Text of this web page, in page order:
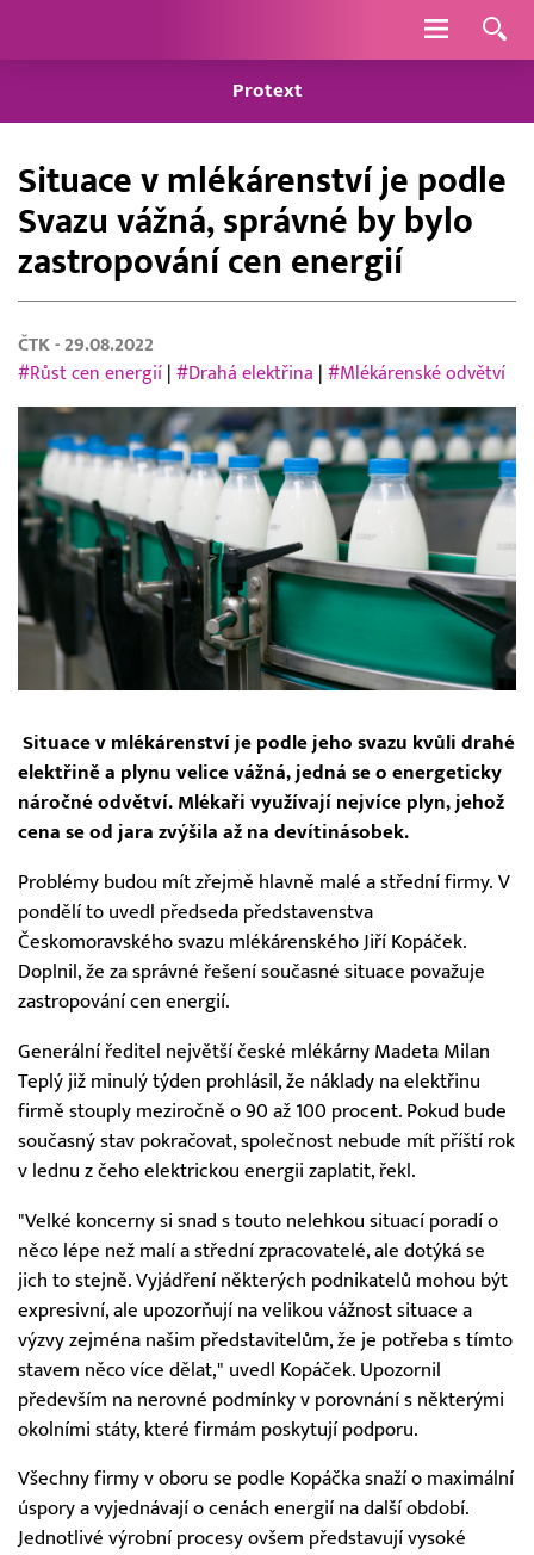
Navigace
Protext
Situace v mlékárenství je podle
Svazu vážná, správné by bylo
zastropování cen energií
ČTK - 29.08.2022
#Růst cen energií #Drahá elektřina #Mlékárenské odvětví
Situace v mlékárenství je podle jeho svazu kvůli drahé
elektřině a plynu velice vážná, jedná se o energeticky
náročné odvětví. Mlékaři využívají nejvíce plyn, jehož
cena se od jara zvýšila až na devítinásobek.
Problémy budou mít zřejmě hlavně malé a střední firmy. V
pondělí to uvedl předseda představenstva
Českomoravského svazu mlékárenského Jiří Kopáček.
Doplnil, že za správné řešení současné situace považuje
zastropování cen energií.
Generální ředitel největší české mlékárny Madeta Milan
Teplý již minulý týden prohlásil, že náklady na elektřinu
firmě stouply meziročně o 90 až 100 procent. Pokud bude
současný stav pokračovat, společnost nebude mít příští rok
v lednu z čeho elektrickou energii zaplatit, řekl.
"Velké koncerny si snad s touto nelehkou situací poradí o
něco lépe než malí a střední zpracovatelé, ale dotýká se
jich to stejně. Vyjádření některých podnikatelů mohou být
expresivní, ale upozorňují na velikou vážnost situace a
výzvy zejména našim představitelům, že je potřeba s tímto
stavem něco více dělat," uvedl Kopáček. Upozornil
především na nerovné podmínky v porovnání s některými
okolními státy, které firmám poskytují podporu.
Všechny firmy v oboru se podle Kopáčka snaží o maximální
úspory a vyjednávají o cenách energií na další období.
Jednotlivé výrobní procesy ovšem představují vysoké